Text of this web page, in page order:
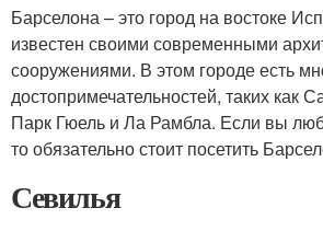
Барселона – это город на востоке
известен своими современными
сооружениями. В этом городе есть
достопримечательностей, таких как
Парк Гюель и Ла Рамбла. Если вы
то обязательно стоит посетить
Севилья